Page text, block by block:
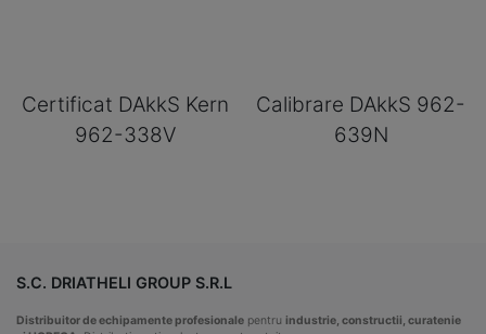
Certificat DAkkS Kern
962-338V
Calibrare DAkkS 962-
639N
S.C. DRIATHELI GROUP S.R.L
Distribuitor de echipamente profesionale pentru industrie, constructii, curatenie